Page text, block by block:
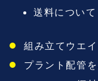
送料について
組み立てウエ
プラント配管